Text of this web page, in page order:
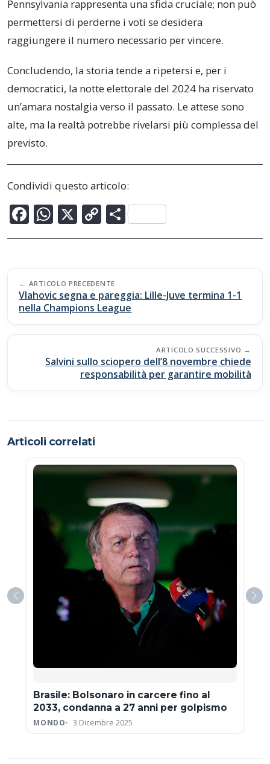
Pennsylvania rappresenta una sfida cruciale; non può
permettersi di perderne i voti se desidera
raggiungere il numero necessario per vincere.
Concludendo, la storia tende a ripetersi e, per i
democratici, la notte elettorale del 2024 ha riservato
un’amara nostalgia verso il passato. Le attese sono
alte, ma la realtà potrebbe rivelarsi più complessa del
previsto.
Condividi questo articolo:
F
ac
b
o
o
k
W
h
s
A
p
p
X C
o
y
Li
n
k
C
o
di
vi
di
Post
navigation
ARTICOLO PRECEDENTE
Vlahovic segna e pareggia: Lille-Juve termina 1-1
nella Champions League
ARTICOLO SUCCESSIVO
Salvini sullo sciopero dell’8 novembre chiede
responsabilità per garantire mobilità
Articoli correlati
Brasile: Bolsonaro in carcere fino al
2033, condanna a 27 anni per golpismo
MONDO 3 Dicembre 2025